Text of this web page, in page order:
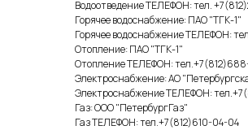
Водоотведение ТЕЛЕФОН: тел.
Горячее водоснабжение: ПАО "ТГК-1"
Горячее водоснабжение ТЕЛЕФОН:
Отопление: ПАО "ТГК-1"
Отопление ТЕЛЕФОН:
Электроснабжение: АО
Электроснабжение ТЕЛЕФОН:
Газ: ООО "ПетербургГаз"
Газ ТЕЛЕФОН: тел.+7(812)610-04-04